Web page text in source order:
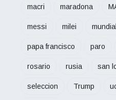
macri maradona
messi milei mundial
papa francisco paro
rosario rusia san
seleccion Trump